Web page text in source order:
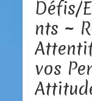
Défis/
nts ~
vos